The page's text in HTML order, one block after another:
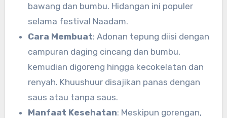
bawang dan bumbu. Hidangan ini populer
selama festival Naadam.
Cara Membuat: Adonan tepung diisi dengan
campuran daging cincang dan bumbu,
kemudian digoreng hingga kecokelatan dan
renyah. Khuushuur disajikan panas dengan
saus atau tanpa saus.
Manfaat Kesehatan: Meskipun gorengan,